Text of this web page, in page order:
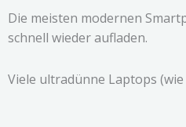
Die meisten modernen
schnell wieder aufladen.
Viele ultradünne Laptops